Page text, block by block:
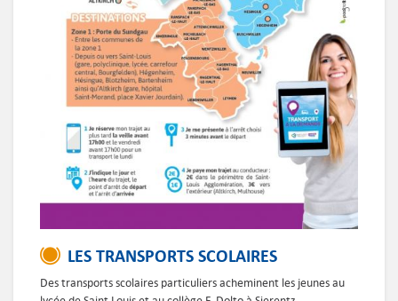
LES TRANSPORTS SCOLAIRES
Des transports scolaires particuliers acheminent les jeunes au